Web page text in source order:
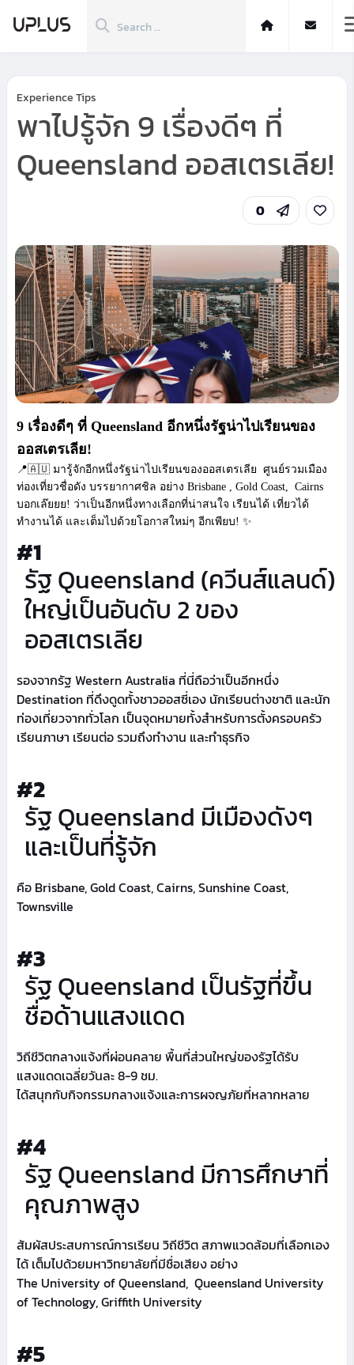
Experience Tips
พาไปรู้จัก 9 เรื่องดีๆ ที่
Queensland ออสเตรเลีย!
0
9 เรื่องดีๆ ที่ Queensland อีกหนึ่งรัฐน่าไปเรียนของ
ออสเตรเลีย!
📍🇦🇺มารู้จักอีกหนึ่งรัฐน่าไปเรียนของออสเตรเลีย ศูนย์รวมเมือง
ท่องเที่ยวชื่อดัง บรรยากาศชิล อย่าง Brisbane , Gold Coast, Cairns
บอกเล๊ยยย! ว่าเป็นอีกหนึ่งทางเลือกที่น่าสนใจ เรียนได้ เที่ยวได้
ทำงานได้ และเต็มไปด้วยโอกาสใหม่ๆ อีกเพียบ! ✨
#1
รัฐ Queensland (ควีนส์แลนด์)
ใหญ่เป็นอันดับ 2 ของ
ออสเตรเลีย
รองจากรัฐ Western Australia ที่นี่ถือว่าเป็นอีกหนึ่ง
Destination ที่ดึงดูดทั้งชาวออสซี่เอง นักเรียนต่างชาติ และนัก
ท่องเที่ยวจากทั่วโลก เป็นจุดหมายทั้งสำหรับการตั้งครอบครัว
เรียนภาษา เรียนต่อ รวมถึงทำงาน และทำธุรกิจ
#2
รัฐ Queensland มีเมืองดังๆ
และเป็นที่รู้จัก
คือ Brisbane, Gold Coast, Cairns, Sunshine Coast,
Townsville
#3
รัฐ Queensland เป็นรัฐที่ขึ้น
ชื่อด้านแสงแดด
วิถีชีวิตกลางแจ้งที่ผ่อนคลาย พื้นที่ส่วนใหญ่ของรัฐได้รับ
แสงแดดเฉลี่ยวันละ 8-9 ชม.
ได้สนุกกับกิจกรรมกลางแจ้งและการผจญภัยที่หลากหลาย
#4
รัฐ Queensland มีการศึกษาที่
คุณภาพสูง
สัมผัสประสบการณ์การเรียน วิถีชีวิต สภาพแวดล้อมที่เลือกเอง
ได้ เต็มไปด้วยมหาวิทยาลัยที่มีชื่อเสียง อย่าง
The University of Queensland, Queensland University
of Technology, Griffith University
#5